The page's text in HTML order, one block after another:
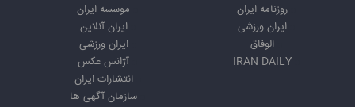
روزنامه ایران
ایران ورزشی
الوفاق
IRAN DAILY
موسسه ایران
ایران آنلاین
ایران ورزشی
آژانس عکس
انتشارات ایران
سازمان آگهی ها